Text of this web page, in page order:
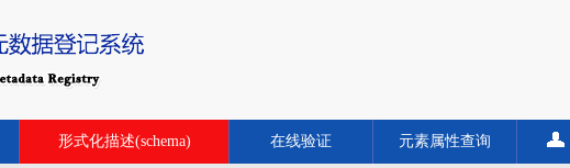
形式化描述(schema) 在线验证 元素属性查询